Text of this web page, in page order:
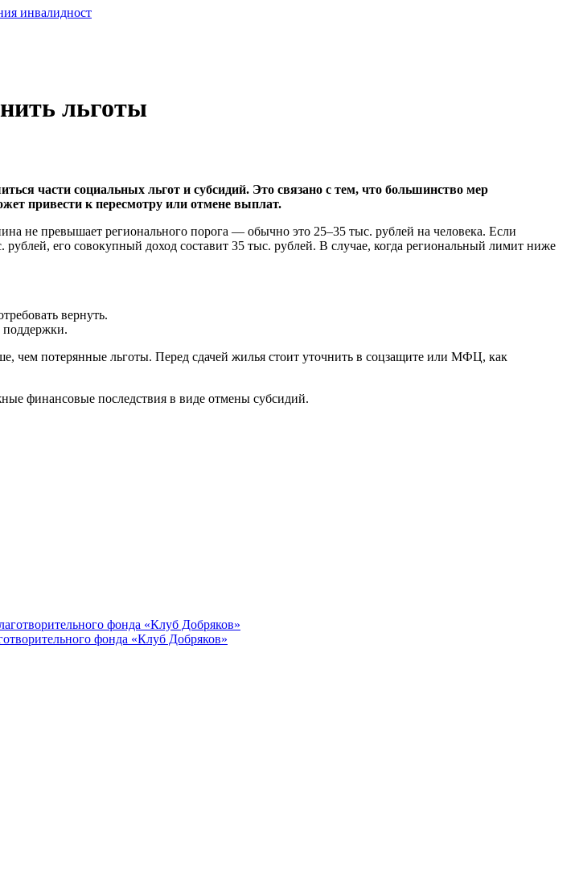
инвалидност
льготы
части социальных льгот и субсидий. Это связано с тем, что большинство мер
привести к пересмотру или отмене выплат.
не превышает регионального порога — обычно это 25–35 тыс. рублей на человека. Если
его совокупный доход составит 35 тыс. рублей. В случае, когда региональный лимит ниже
вернуть.
поддержки.
чем потерянные льготы. Перед сдачей жилья стоит уточнить в соцзащите или МФЦ, как
финансовые последствия в виде отмены субсидий.
фонда «Клуб Добряков»